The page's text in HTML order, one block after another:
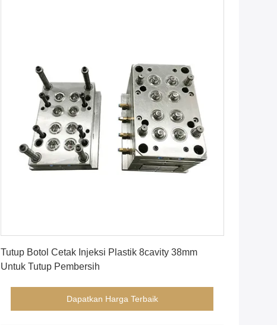
Tutup Botol Cetak Injeksi Plastik 8cavity 38mm
Untuk Tutup Pembersih
Dapatkan Harga Terbaik